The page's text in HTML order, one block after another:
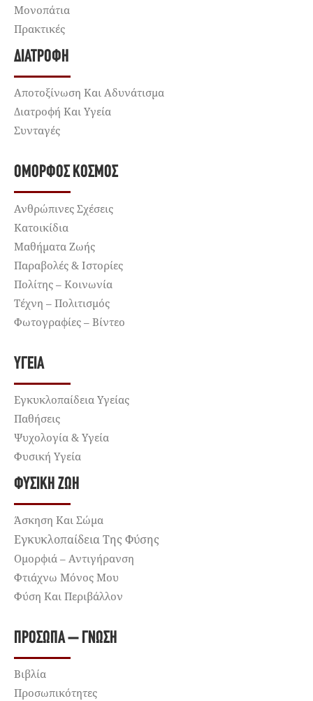
Μονοπάτια
Πρακτικές
ΔΙΑΤΡΟΦΉ
Αποτοξίνωση Και Αδυνάτισμα
Διατροφή Και Υγεία
Συνταγές
ΌΜΟΡΦΟΣ ΚΌΣΜΟΣ
Ανθρώπινες Σχέσεις
Κατοικίδια
Μαθήματα Ζωής
Παραβολές & Ιστορίες
Πολίτης – Κοινωνία
Τέχνη – Πολιτισμός
Φωτογραφίες – Βίντεο
ΥΓΕΊΑ
Εγκυκλοπαίδεια Υγείας
Παθήσεις
Ψυχολογία & Υγεία
Φυσική Υγεία
ΦΥΣΙΚΉ ΖΩΉ
Άσκηση Και Σώμα
Εγκυκλοπαίδεια Της Φύσης
Ομορφιά – Αντιγήρανση
Φτιάχνω Μόνος Μου
Φύση Και Περιβάλλον
ΠΡΌΣΩΠΑ – ΓΝΏΣΗ
Βιβλία
Προσωπικότητες